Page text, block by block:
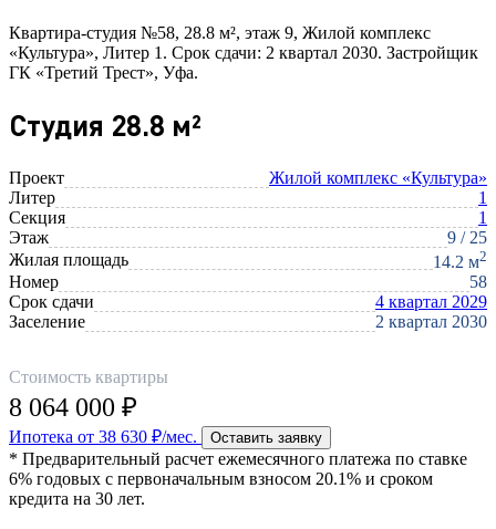
Квартира-студия №58, 28.8 м², этаж 9, Жилой комплекс
«Культура», Литер 1. Срок сдачи: 2 квартал 2030. Застройщик
ГК «Третий Трест», Уфа.
Студия 28.8 м²
Проект
Жилой комплекс «Культура»
Литер
1
Секция
1
Этаж
9 / 25
Жилая площадь
14.2 м2
Номер
58
Срок сдачи
4 квартал 2029
Заселение
2 квартал 2030
Стоимость квартиры
8 064 000 ₽
Ипотека от 38 630 ₽/мес. Оставить заявку
* Предварительный расчет ежемесячного платежа по ставке
6% годовых с первоначальным взносом 20.1% и сроком
кредита на 30 лет.